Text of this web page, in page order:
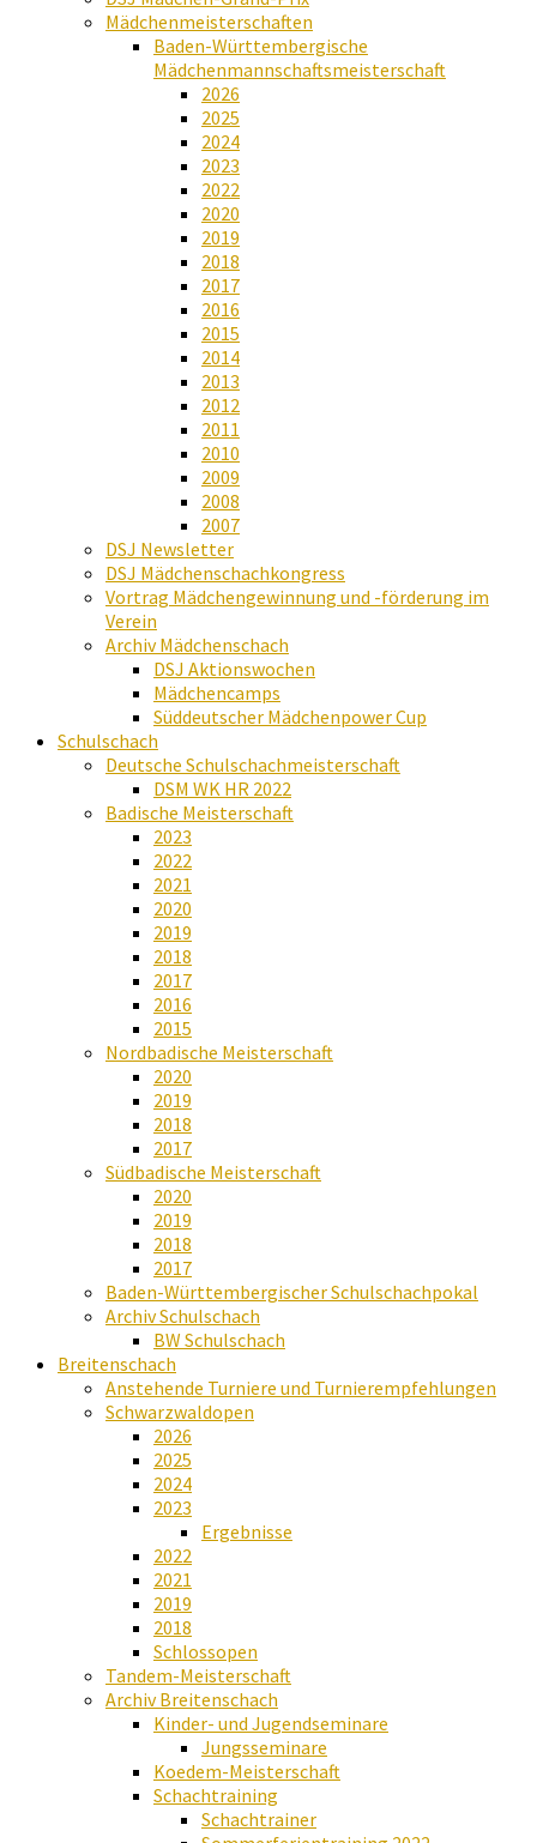
Mädchenmeisterschaften
Baden-Württembergische
Mädchenmannschaftsmeisterschaft
2026
2025
2024
2023
2022
2020
2019
2018
2017
2016
2015
2014
2013
2012
2011
2010
2009
2008
2007
DSJ Newsletter
DSJ Mädchenschachkongress
Vortrag Mädchengewinnung und -förderung im
Verein
Archiv Mädchenschach
DSJ Aktionswochen
Mädchencamps
Süddeutscher Mädchenpower Cup
Schulschach
Deutsche Schulschachmeisterschaft
DSM WK HR 2022
Badische Meisterschaft
2023
2022
2021
2020
2019
2018
2017
2016
2015
Nordbadische Meisterschaft
2020
2019
2018
2017
Südbadische Meisterschaft
2020
2019
2018
2017
Baden-Württembergischer Schulschachpokal
Archiv Schulschach
BW Schulschach
Breitenschach
Anstehende Turniere und Turnierempfehlungen
Schwarzwaldopen
2026
2025
2024
2023
Ergebnisse
2022
2021
2019
2018
Schlossopen
Tandem-Meisterschaft
Archiv Breitenschach
Kinder- und Jugendseminare
Jungsseminare
Koedem-Meisterschaft
Schachtraining
Schachtrainer